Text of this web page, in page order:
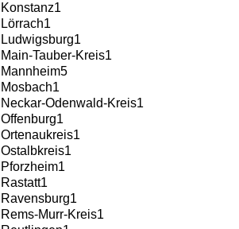
Konstanz1
Lörrach1
Ludwigsburg1
Main-Tauber-Kreis1
Mannheim5
Mosbach1
Neckar-Odenwald-Kreis1
Offenburg1
Ortenaukreis1
Ostalbkreis1
Pforzheim1
Rastatt1
Ravensburg1
Rems-Murr-Kreis1